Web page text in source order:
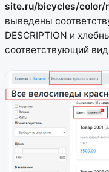
site.ru/bicycles/color/
выведены
DESCRIPTION и
соответствующий